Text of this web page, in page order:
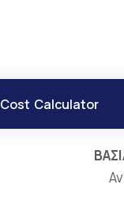
Cost Calculator